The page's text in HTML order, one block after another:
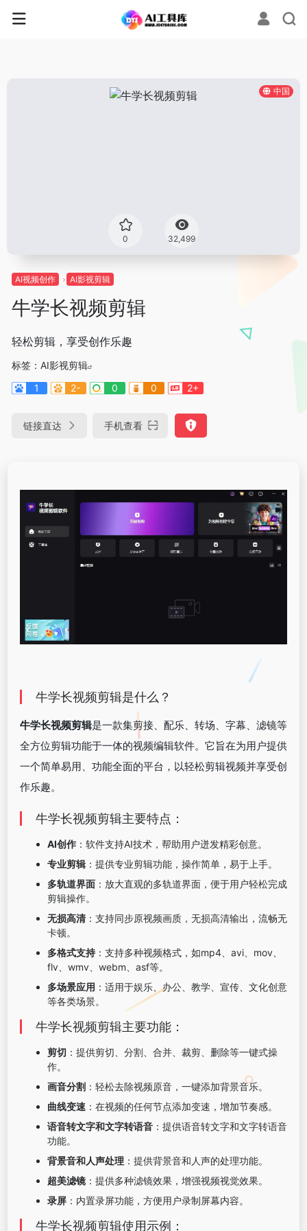
中国
0 32,499
AI视频创作 AI影视剪辑
牛学长视频剪辑
轻松剪辑，享受创作乐趣
标签： AI影视剪辑
1
2- 0 0 2+
链接直达 手机查看
牛学长视频剪辑是什么？
牛学长视频剪辑是一款集剪接、配乐、转场、字幕、滤镜等
全方位剪辑功能于一体的视频编辑软件。它旨在为用户提供
一个简单易用、功能全面的平台，以轻松剪辑视频并享受创
作乐趣。
牛学长视频剪辑主要特点：
AI创作：软件支持AI技术，帮助用户迸发精彩创意。
专业剪辑：提供专业剪辑功能，操作简单，易于上手。
多轨道界面：放大直观的多轨道界面，便于用户轻松完成
剪辑操作。
无损高清：支持同步原视频画质，无损高清输出，流畅无
卡顿。
多格式支持：支持多种视频格式，如mp4、avi、mov、
flv、wmv、webm、asf等。
多场景应用 ：适用于娱乐、办公、教学、宣传、文化创意
等各类场景。
牛学长视频剪辑主要功能：
剪切 ：提供剪切、分割、合并、裁剪、删除等一键式操
作。
画音分割：轻松去除视频原音，一键添加背景音乐。
曲线变速：在视频的任何节点添加变速，增加节奏感。
语音转文字和文字转语音：提供语音转文字和文字转语音
功能。
背景音和人声处理：提供背景音和人声的处理功能。
超美滤镜：提供多种滤镜效果，增强视频视觉效果。
录屏：内置录屏功能，方便用户录制屏幕内容。
牛学长视频剪辑使用示例：